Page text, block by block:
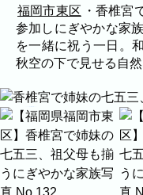
ネット予約で
まで、スムー
家族写真
家族
七五三
カップル
ブ
ビジネス
建築・不動産
プロフィール
福岡市東区 ・香椎宮
参加しにぎやかな家
を一緒に祝う一日。
秋空の下で見せる自
作例情報